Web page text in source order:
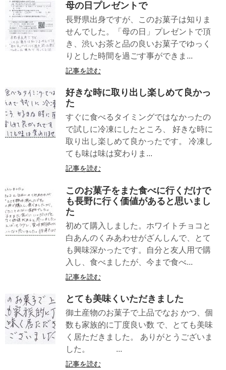
母の日プレゼントで
長野県出身ですが、このお菓子は知りま
せんでした。「母の日」プレゼントで頂
き、渋いお茶と品の良いお菓子でゆっく
りとした時間を過ごす事ができま...
記事を読む
好きな時に取り出し楽しめて良かっ
た
すぐに食べるタイミングではなかったの
で試しに冷凍にしたところ、 好きな時に
取り出し楽しめて良かったです。 冷凍し
ても味は味は変わりま...
記事を読む
このお菓子をまた食べに行くだけで
も長野に行く価値があると思いまし
た
初めて購入しました。ホワイトチョコと
白あんのくみあわせがざんしんで、とて
も興味深かったです。自分と友人用で購
入し、食べましたが、今まで食べ...
記事を読む
とても美味くいただきました
御土産物のお菓子で上品でなお かつ、個
数も家族的に丁度良い数 で、とても美味
く居ただきました。 ありがとうございま
した。 ...
記事を読む